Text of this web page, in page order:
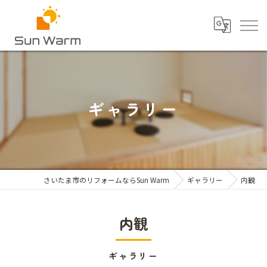
ギャラリー
さいたま市のリフォームならSun Warm ギャラリー 内観
ギャラリー
内観